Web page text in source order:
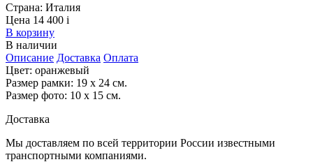
Страна: Италия
Цена 14 400 i
В корзину
В наличии
Описание Доставка Оплата
Цвет: оранжевый
Размер рамки: 19 х 24 см.
Размер фото: 10 х 15 см.
Доставка
Мы доставляем по всей территории России известными
транспортными компаниями.